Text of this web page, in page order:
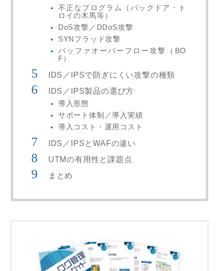
不正なプログラム（バックドア・ト
ロイの木馬等）
DoS攻撃／DDoS攻撃
SYNフラッド攻撃
バッファオーバーフロー攻撃（BO
F）
IDS／IPSで防ぎにくい攻撃の種類
IDS／IPS製品の選び方
導入形態
サポート体制／導入実績
導入コスト・運用コスト
IDS／IPSとWAFの違い
UTMの有用性と課題点
まとめ